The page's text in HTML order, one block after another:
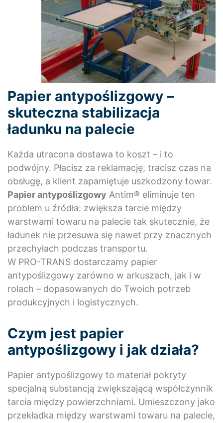
Papier antypoślizgowy –
skuteczna stabilizacja
ładunku na palecie
Każda utracona dostawa to koszt – i to
podwójny. Płacisz za reklamację, tracisz czas na
obsługę, a klient zapamiętuje uszkodzony towar.
Papier antypoślizgowy Antim® eliminuje ten
problem u źródła: zwiększa tarcie między
warstwami towaru na palecie tak skutecznie, że
ładunek nie przesuwa się nawet przy znacznych
przechyłach podczas transportu.
W PRO-TRANS dostarczamy papier
antypoślizgowy zarówno w arkuszach, jak i w
rolach – dopasowanych do Twoich potrzeb
produkcyjnych i logistycznych.
Czym jest papier
antypoślizgowy i jak działa?
Papier antypoślizgowy to materiał pokryty
specjalną substancją zwiększającą współczynnik
tarcia między powierzchniami. Umieszczony jako
przekładka między warstwami towaru na palecie,